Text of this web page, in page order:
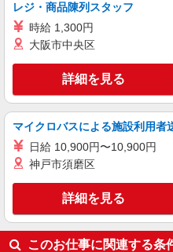
レジ・商品陳列スタッフ
時給 1,300円
大阪市中央区
詳細を見る
マイクロバスによる施設利用者
日給 10,900円〜10,900円
神戸市須磨区
詳細を見る
このお仕事に関連する条